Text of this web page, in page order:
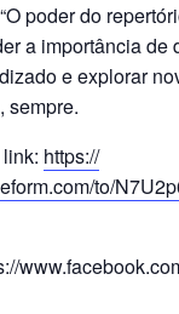
poder do
a importância de
e explorar
sempre.
https://
to/